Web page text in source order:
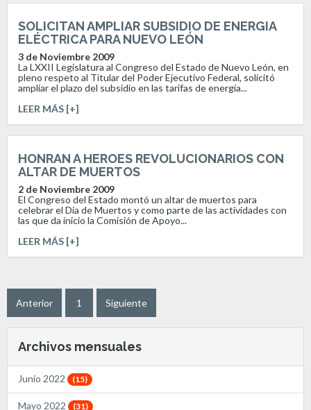
SOLICITAN AMPLIAR SUBSIDIO DE ENERGIA
ELÉCTRICA PARA NUEVO LEÓN
3 de Noviembre 2009
La LXXII Legislatura al Congreso del Estado de Nuevo León, en
pleno respeto al Titular del Poder Ejecutivo Federal, solicitó
ampliar el plazo del subsidio en las tarifas de energía...
LEER MÁS [+]
HONRAN A HEROES REVOLUCIONARIOS CON
ALTAR DE MUERTOS
2 de Noviembre 2009
El Congreso del Estado montó un altar de muertos para
celebrar el Día de Muertos y como parte de las actividades con
las que da inicio la Comisión de Apoyo...
LEER MÁS [+]
Anterior 1 Siguiente
Archivos mensuales
Junio 2022 (15)
Mayo 2022 (31)